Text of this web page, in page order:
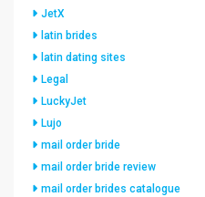
JetX
latin brides
latin dating sites
Legal
LuckyJet
Lujo
mail order bride
mail order bride review
mail order brides catalogue